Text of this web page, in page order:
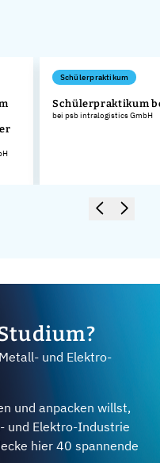
Schülerpraktikum
Schülerpraktikum
bei psb intralogistics GmbH
und Elektro-
und anpacken willst,
und Elektro-Industrie
hier 40 spannende